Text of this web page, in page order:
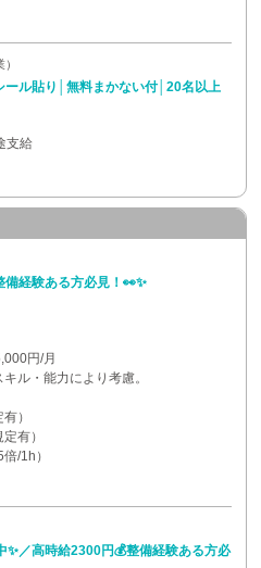
ール貼り│無料まかない付│20名以上
支給
経験ある方必見！👀✨
円/月
ル・能力により考慮。
）
有）
/1h）
✨／高時給2300円💰整備経験ある方必